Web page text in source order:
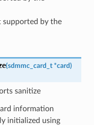
supported by the
(sdmmc_card_t *card)
sanitize
information
initialized using